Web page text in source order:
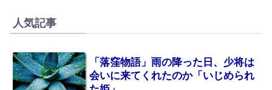
人気記事
「落窪物語」雨の降った日、少将は
会いに来てくれたのか「いじめられ